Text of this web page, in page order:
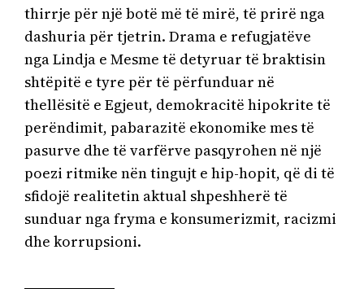
thirrje për një botë më të mirë, të prirë nga
dashuria për tjetrin. Drama e refugjatëve
nga Lindja e Mesme të detyruar të braktisin
shtëpitë e tyre për të përfunduar në
thellësitë e Egjeut, demokracitë hipokrite të
perëndimit, pabarazitë ekonomike mes të
pasurve dhe të varfërve pasqyrohen në një
poezi ritmike nën tingujt e hip-hopit, që di të
sfidojë realitetin aktual shpeshherë të
sunduar nga fryma e konsumerizmit, racizmi
dhe korrupsioni.